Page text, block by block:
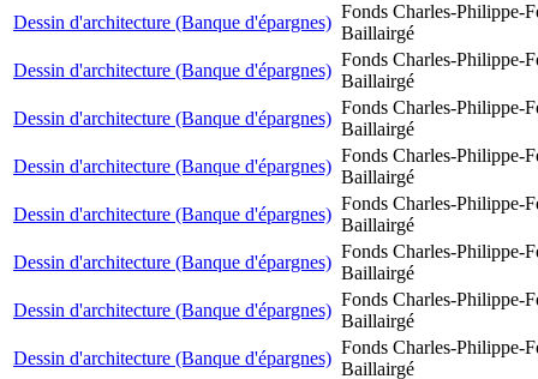
Dessin d'architecture (Banque d'épargnes)
Fonds Charles-Philippe-
Baillairgé
Dessin d'architecture (Banque d'épargnes)
Fonds Charles-Philippe-
Baillairgé
Dessin d'architecture (Banque d'épargnes)
Fonds Charles-Philippe-
Baillairgé
Dessin d'architecture (Banque d'épargnes)
Fonds Charles-Philippe-
Baillairgé
Dessin d'architecture (Banque d'épargnes)
Fonds Charles-Philippe-
Baillairgé
Dessin d'architecture (Banque d'épargnes)
Fonds Charles-Philippe-
Baillairgé
Dessin d'architecture (Banque d'épargnes)
Fonds Charles-Philippe-
Baillairgé
Dessin d'architecture (Banque d'épargnes)
Fonds Charles-Philippe-
Baillairgé